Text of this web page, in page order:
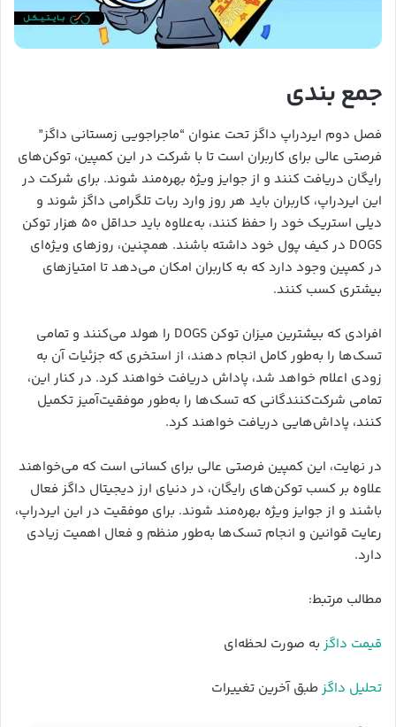
جمع بندی
فصل دوم ایردراپ داگز تحت عنوان “ماجراجویی زمستانی داگز”
فرصتی عالی برای کاربران است تا با شرکت در این کمپین، توکن‌های
رایگان دریافت کنند و از جوایز ویژه بهره‌مند شوند. برای شرکت در
این ایردراپ، کاربران باید هر روز وارد ربات تلگرامی داگز شوند و
دیلی استریک خود را حفظ کنند، به‌علاوه باید حداقل ۵۰ هزار توکن
DOGS در کیف پول خود داشته باشند. همچنین، روزهای ویژه‌ای
در کمپین وجود دارد که به کاربران امکان می‌دهد تا امتیازهای
بیشتری کسب کنند.
افرادی که بیشترین میزان توکن DOGS را هولد می‌کنند و تمامی
تسک‌ها را به‌طور کامل انجام دهند، از استخری که جزئیات آن به
زودی اعلام خواهد شد، پاداش دریافت خواهند کرد. در کنار این،
تمامی شرکت‌کنندگانی که تسک‌ها را به‌طور موفقیت‌آمیز تکمیل
کنند، پاداش‌هایی دریافت خواهند کرد.
در نهایت، این کمپین فرصتی عالی برای کسانی است که می‌خواهند
علاوه بر کسب توکن‌های رایگان، در دنیای ارز دیجیتال داگز فعال
باشند و از جوایز ویژه بهره‌مند شوند. برای موفقیت در این ایردراپ،
رعایت قوانین و انجام تسک‌ها به‌طور منظم و فعال اهمیت زیادی
دارد.
مطالب مرتبط:
قیمت داگز به صورت لحظه‌ای
تحلیل داگزطبق آخرین تغییرات